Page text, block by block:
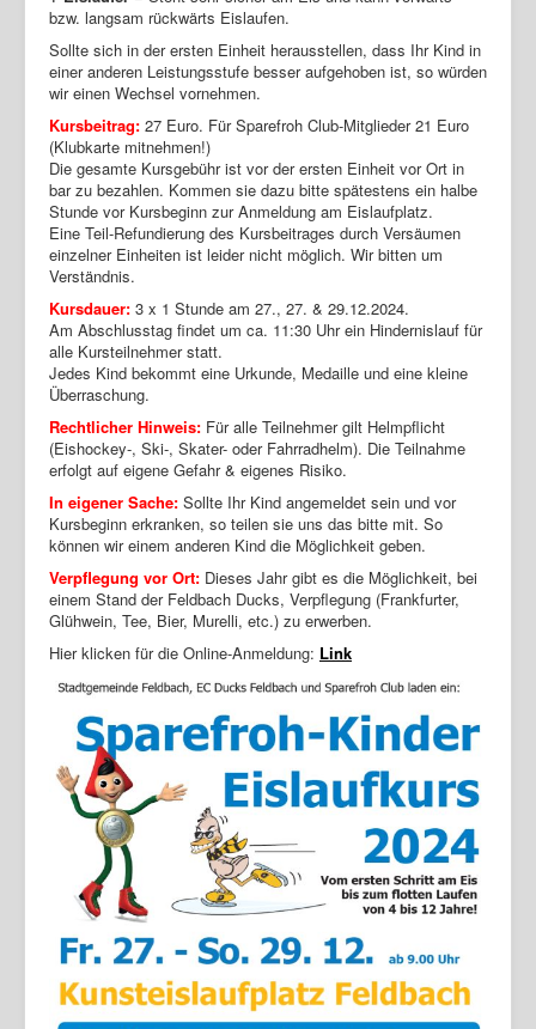
bzw. langsam rückwärts Eislaufen.
Sollte sich in der ersten Einheit herausstellen, dass Ihr Kind in
einer anderen Leistungsstufe besser aufgehoben ist, so würden
wir einen Wechsel vornehmen.
Kursbeitrag: 27 Euro. Für Sparefroh Club-Mitglieder 21 Euro
(Klubkarte mitnehmen!)
Die gesamte Kursgebühr ist vor der ersten Einheit vor Ort in
bar zu bezahlen. Kommen sie dazu bitte spätestens ein halbe
Stunde vor Kursbeginn zur Anmeldung am Eislaufplatz.
Eine Teil-Refundierung des Kursbeitrages durch Versäumen
einzelner Einheiten ist leider nicht möglich. Wir bitten um
Verständnis.
Kursdauer: 3 x 1 Stunde am 27., 27. & 29.12.2024.
Am Abschlusstag findet um ca. 11:30 Uhr ein Hindernislauf für
alle Kursteilnehmer statt.
Jedes Kind bekommt eine Urkunde, Medaille und eine kleine
Überraschung.
Rechtlicher Hinweis: Für alle Teilnehmer gilt Helmpflicht
(Eishockey-, Ski-, Skater- oder Fahrradhelm). Die Teilnahme
erfolgt auf eigene Gefahr & eigenes Risiko.
In eigener Sache: Sollte Ihr Kind angemeldet sein und vor
Kursbeginn erkranken, so teilen sie uns das bitte mit. So
können wir einem anderen Kind die Möglichkeit geben.
Verpflegung vor Ort: Dieses Jahr gibt es die Möglichkeit, bei
einem Stand der Feldbach Ducks, Verpflegung (Frankfurter,
Glühwein, Tee, Bier, Murelli, etc.) zu erwerben.
Hier klicken für die Online-Anmeldung: Link